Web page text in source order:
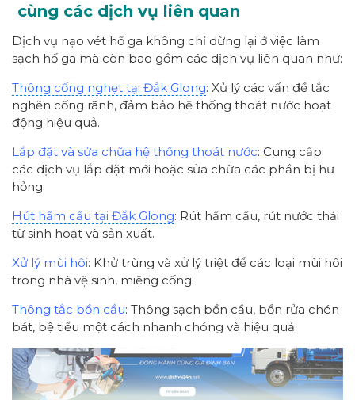
cùng các dịch vụ liên quan
Dịch vụ nạo vét hố ga không chỉ dừng lại ở việc làm
sạch hố ga mà còn bao gồm các dịch vụ liên quan như:
Thông cống nghẹt tại Đắk Glong: Xử lý các vấn đề tắc
nghẽn cống rãnh, đảm bảo hệ thống thoát nước hoạt
động hiệu quả.
Lắp đặt và sửa chữa hệ thống thoát nước: Cung cấp
các dịch vụ lắp đặt mới hoặc sửa chữa các phần bị hư
hỏng.
Hút hầm cầu tại Đắk Glong: Rút hầm cầu, rút nước thải
từ sinh hoạt và sản xuất.
Xử lý mùi hôi: Khử trùng và xử lý triệt để các loại mùi hôi
trong nhà vệ sinh, miệng cống.
Thông tắc bồn cầu: Thông sạch bồn cầu, bồn rửa chén
bát, bệ tiểu một cách nhanh chóng và hiệu quả.